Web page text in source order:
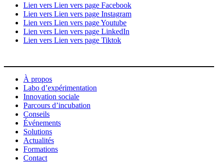
Lien vers Lien vers page Facebook
Lien vers Lien vers page Instagram
Lien vers Lien vers page Youtube
Lien vers Lien vers page LinkedIn
Lien vers Lien vers page Tiktok
À propos
Labo d’expérimentation
Innovation sociale
Parcours d’incubation
Conseils
Événements
Solutions
Actualités
Formations
Contact